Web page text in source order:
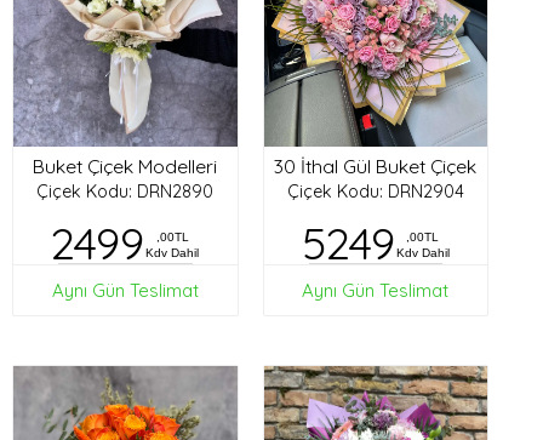
Buket Çiçek Modelleri
Çiçek Kodu: DRN2890
2499
,00TL
Kdv Dahil
Aynı Gün Teslimat
30 İthal Gül Buket Çiçek
Çiçek Kodu: DRN2904
5249
,00TL
Kdv Dahil
Aynı Gün Teslimat